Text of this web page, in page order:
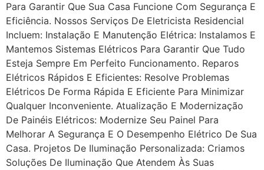
Para Garantir Que Sua Casa Funcione Com Segurança E
Eficiência. Nossos Serviços De Eletricista Residencial
Incluem: Instalação E Manutenção Elétrica: Instalamos E
Mantemos Sistemas Elétricos Para Garantir Que Tudo
Esteja Sempre Em Perfeito Funcionamento. Reparos
Elétricos Rápidos E Eficientes: Resolve Problemas
Elétricos De Forma Rápida E Eficiente Para Minimizar
Qualquer Inconveniente. Atualização E Modernização
De Painéis Elétricos: Modernize Seu Painel Para
Melhorar A Segurança E O Desempenho Elétrico De Sua
Casa. Projetos De Iluminação Personalizada: Criamos
Soluções De Iluminação Que Atendem Às Suas